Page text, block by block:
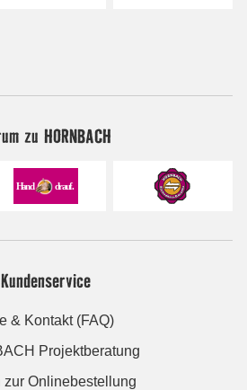
zu HORNBACH
Kundenservice
& Kontakt (FAQ)
Projektberatung
zur Onlinebestellung